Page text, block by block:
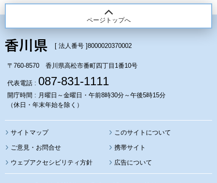
ページトップへ
[ 法人番号 ]8000020370002
〒760-8570 香川県高松市番町四丁目1番10号
代表電話 : 087-831-1111
開庁時間 : 月曜日～金曜日・午前8時30分～午後5時15分
（休日・年末年始を除く）
サイトマップ このサイトについて
携帯サイト
ウェブアクセシビリティ方針 広告について